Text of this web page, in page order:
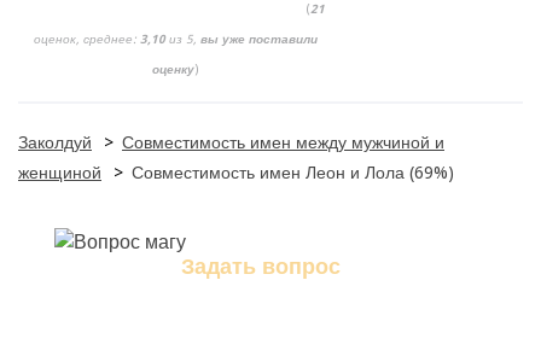
(21
оценок, среднее: 3,10из 5, вы уже поставили
оценку)
Заколдуй > Совместимость имен между мужчиной и
женщиной
> Совместимость имен Леон и Лола (69%)
Задать вопрос